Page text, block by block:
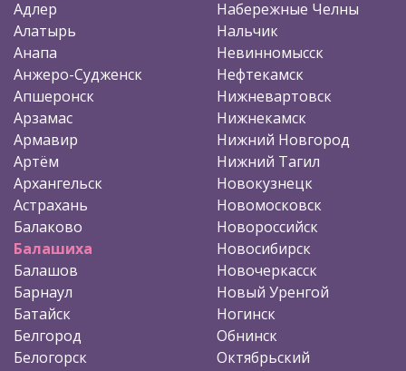
Адлер
Алатырь
Анапа
Анжеро-Судженск
Апшеронск
Арзамас
Армавир
Артём
Архангельск
Астрахань
Балаково
Балашиха
Балашов
Барнаул
Батайск
Белгород
Белогорск
Набережные Челны
Нальчик
Невинномысск
Нефтекамск
Нижневартовск
Нижнекамск
Нижний Новгород
Нижний Тагил
Новокузнецк
Новомосковск
Новороссийск
Новосибирск
Новочеркасск
Новый Уренгой
Ногинск
Обнинск
Октябрьский